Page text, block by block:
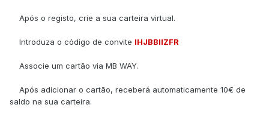
Após o registo, crie a sua carteira virtual.
Introduza o código de convite IHJBBIIZFR
Associe um cartão via MB WAY.
Após adicionar o cartão, receberá automaticamente 10€ de
saldo na sua carteira.